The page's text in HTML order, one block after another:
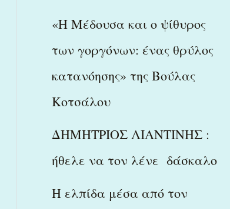
«Η Μέδουσα και ο ψίθυρος
των γοργόνων: ένας θρύλος
κατανόησης» της Βούλας
Κοτσάλου
ΔΗΜΗΤΡΙΟΣ ΛΙΑΝΤΙΝΗΣ :
ήθελε να τον λένε δάσκαλο
Η ελπίδα μέσα από τον